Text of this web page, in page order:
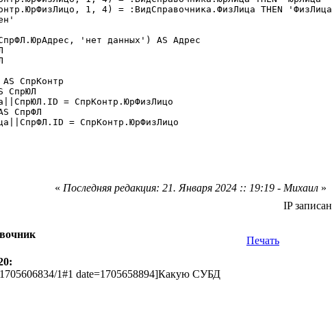
СпрЮЛ
СпрФЛ
« Последняя редакция: 21. Января 2024 :: 19:19 - Михаил »
IP записан
Печать
1#1 date=1705658894]Какую СУБД